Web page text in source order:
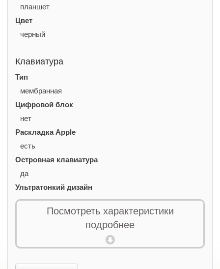
планшет
Цвет
черный
Клавиатура
Тип
мембранная
Цифровой блок
нет
Раскладка Apple
есть
Островная клавиатура
да
Ультратонкий дизайн
есть
Количество клавиш
Посмотреть характеристики
подробнее